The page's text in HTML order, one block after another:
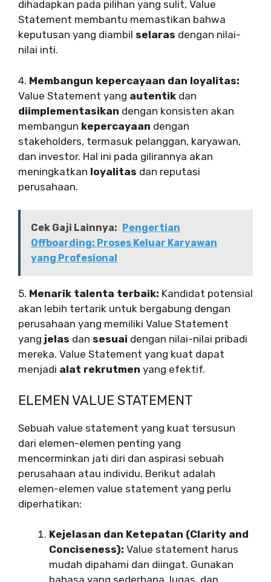
dihadapkan pada pilihan yang sulit, Value
Statement membantu memastikan bahwa
keputusan yang diambil selaras dengan nilai-
nilai inti.
4. Membangun kepercayaan dan loyalitas:
Value Statement yang autentik dan
diimplementasikan dengan konsisten akan
membangun kepercayaan dengan
stakeholders, termasuk pelanggan, karyawan,
dan investor. Hal ini pada gilirannya akan
meningkatkan loyalitas dan reputasi
perusahaan.
Cek Gaji Lainnya: Pengertian
Offboarding: Proses Keluar Karyawan
yang Profesional
5. Menarik talenta terbaik: Kandidat potensial
akan lebih tertarik untuk bergabung dengan
perusahaan yang memiliki Value Statement
yang jelas dan sesuai dengan nilai-nilai pribadi
mereka. Value Statement yang kuat dapat
menjadi alat rekrutmen yang efektif.
ELEMEN VALUE STATEMENT
Sebuah value statement yang kuat tersusun
dari elemen-elemen penting yang
mencerminkan jati diri dan aspirasi sebuah
perusahaan atau individu. Berikut adalah
elemen-elemen value statement yang perlu
diperhatikan:
Kejelasan dan Ketepatan (Clarity and
Conciseness): Value statement harus
mudah dipahami dan diingat. Gunakan